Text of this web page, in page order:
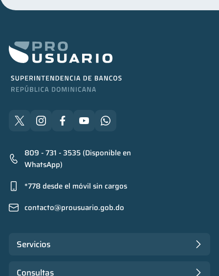
809 - 731 - 3535 (Disponible en
WhatsApp)
*778 desde el móvil sin cargos
contacto@prousuario.gob.do
Servicios
Consultas